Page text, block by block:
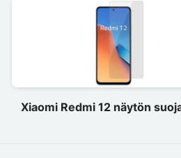
Xiaomi Redmi 12 näytön